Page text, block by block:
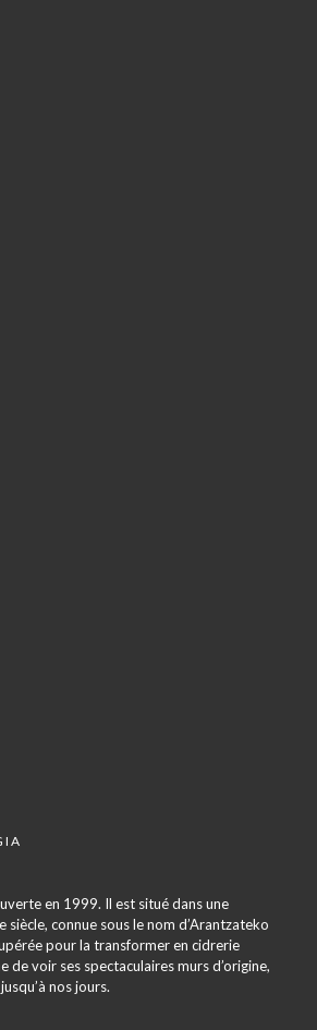
en 1999. Il est situé dans une
siècle, connue sous le nom d’Arantzateko
pour la transformer en cidrerie
de voir ses spectaculaires murs d’origine,
nos jours.